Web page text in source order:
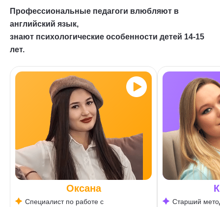
Профессиональные педагоги влюбляют в
английский язык,
знают психологические особенности детей 14-15
лет.
Оксана
Специалист по работе с
Старший